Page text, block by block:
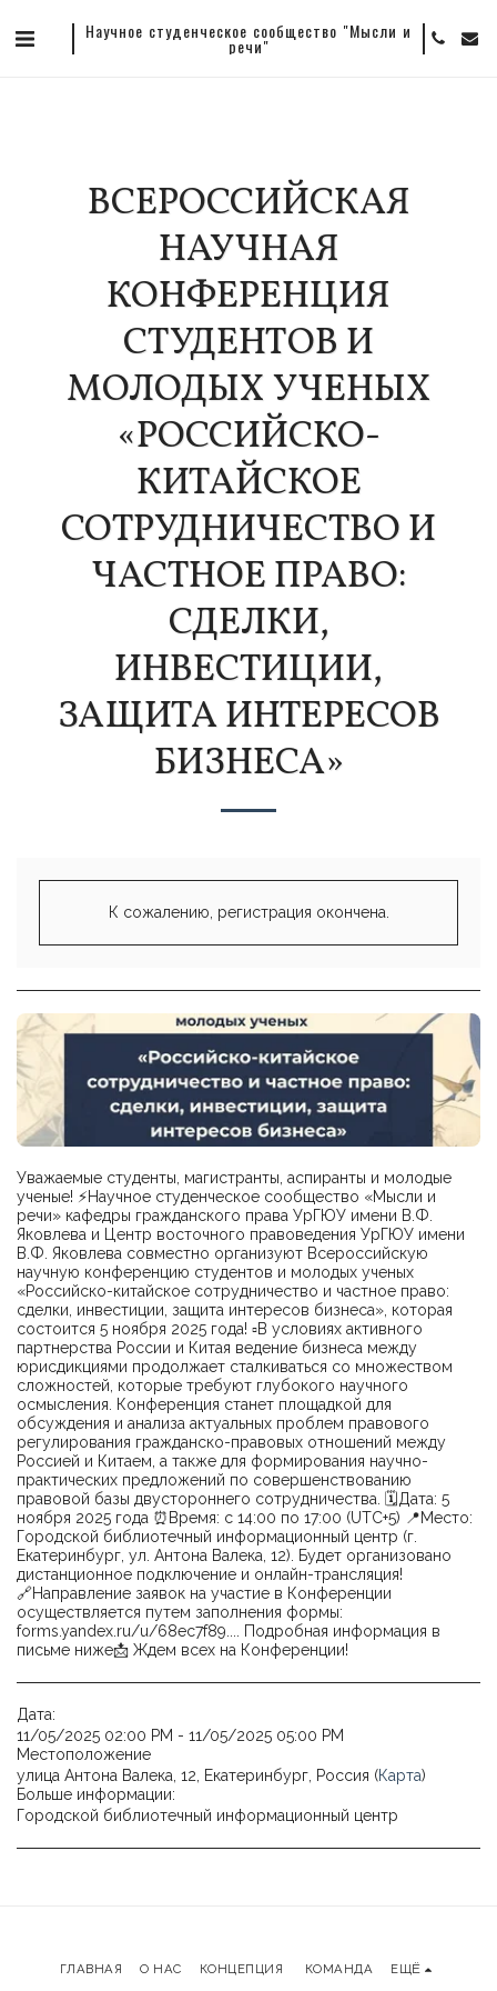
Научное студенческое сообщество "Мысли и
речи"
ВСЕРОССИЙСКАЯ
НАУЧНАЯ
КОНФЕРЕНЦИЯ
СТУДЕНТОВ И
МОЛОДЫХ УЧЕНЫХ
«РОССИЙСКО-
КИТАЙСКОЕ
СОТРУДНИЧЕСТВО И
ЧАСТНОЕ ПРАВО:
СДЕЛКИ,
ИНВЕСТИЦИИ,
ЗАЩИТА ИНТЕРЕСОВ
БИЗНЕСА»
К сожалению, регистрация окончена.
Уважаемые студенты, магистранты, аспиранты и молодые
ученые! ⚡Научное студенческое сообщество «Мысли и
речи» кафедры гражданского права УрГЮУ имени В.Ф.
Яковлева и Центр восточного правоведения УрГЮУ имени
В.Ф. Яковлева совместно организуют Всероссийскую
научную конференцию студентов и молодых ученых
«Российско-китайское сотрудничество и частное право:
сделки, инвестиции, защита интересов бизнеса», которая
состоится 5 ноября 2025 года! ▫В условиях активного
партнерства России и Китая ведение бизнеса между
юрисдикциями продолжает сталкиваться со множеством
сложностей, которые требуют глубокого научного
осмысления. Конференция станет площадкой для
обсуждения и анализа актуальных проблем правового
регулирования гражданско-правовых отношений между
Россией и Китаем, а также для формирования научно-
практических предложений по совершенствованию
правовой базы двустороннего сотрудничества. 🗓Дата: 5
ноября 2025 года ⏰Время: с 14:00 по 17:00 (UTC+5) 📍Место:
Городской библиотечный информационный центр (г.
Екатеринбург, ул. Антона Валека, 12). Будет организовано
дистанционное подключение и онлайн-трансляция!
🔗Направление заявок на участие в Конференции
осуществляется путем заполнения формы:
forms.yandex.ru/u/68ec7f89.... Подробная информация в
письме ниже📩 Ждем всех на Конференции!
Дата:
11/05/2025 02:00 PM - 11/05/2025 05:00 PM
Местоположение
улица Антона Валека, 12, Екатеринбург, Россия (Карта)
Больше информации:
Городской библиотечный информационный центр
ГЛАВНАЯ О НАС КОНЦЕПЦИЯ КОМАНДА ЕЩЁ